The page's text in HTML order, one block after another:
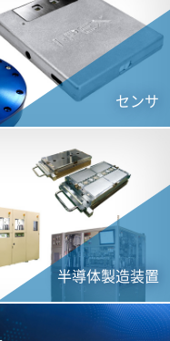
センサ
半導体製造装置